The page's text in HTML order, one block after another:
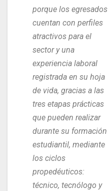
porque los egresados
cuentan con perfiles
atractivos para el
sector y una
experiencia laboral
registrada en su hoja
de vida, gracias a las
tres etapas prácticas
que pueden realizar
durante su formación
estudiantil, mediante
los ciclos
propedéuticos:
técnico, tecnólogo y